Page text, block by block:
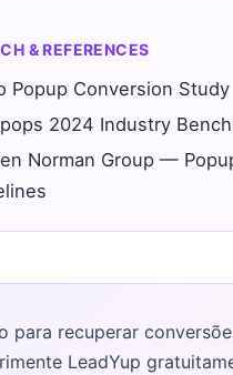
& REFERENCES
Popup Conversion Study
2024 Industry
Norman Group —
para recuperar
LeadYup